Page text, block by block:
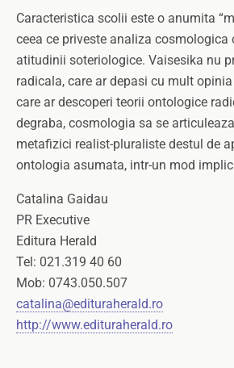
Caracteristica scolii este o anumita
ceea ce priveste analiza cosmologica
atitudinii soteriologice. Vaisesika nu
radicala, care ar depasi cu mult
care ar descoperi teorii ontologice
degraba, cosmologia sa se
metafizici realist-pluraliste destul de
ontologia asumata, intr-un mod
Catalina Gaidau
PR Executive
Editura Herald
Tel: 021.319 40 60
Mob: 0743.050.507
catalina@edituraherald.ro
http://www.edituraherald.ro